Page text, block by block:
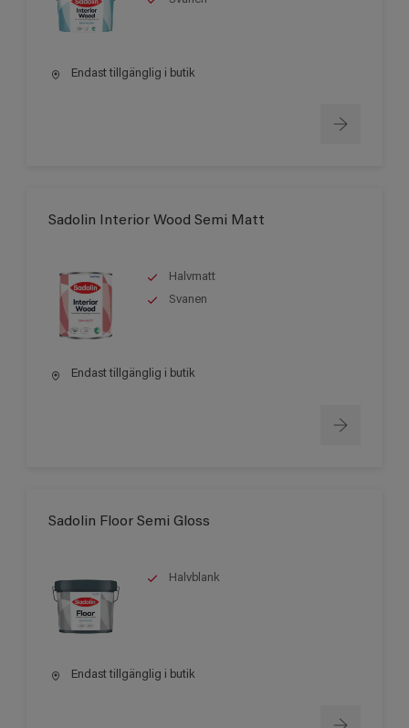
Endast tillgänglig i butik
Sadolin Interior Wood Semi Matt
Halvmatt
Svanen
Endast tillgänglig i butik
Sadolin Floor Semi Gloss
Halvblank
Endast tillgänglig i butik